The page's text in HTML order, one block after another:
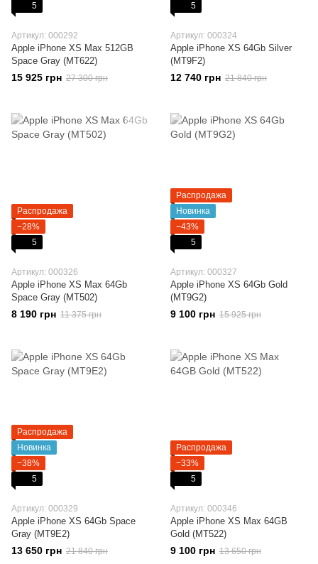
5
Артикул: 000292
Apple iPhone XS Max 512GB
Space Gray (MT622)
15 925 грн 27 300 грн
5
Артикул: 000324
Apple iPhone XS 64Gb Silver
(MT9F2)
12 740 грн 21 840 грн
Распродажа
−28%
5
Артикул: 000326
Apple iPhone XS Max 64Gb
Space Gray (MT502)
8 190 грн 11 375 грн
Распродажа
Новинка
−43%
5
Артикул: 000327
Apple iPhone XS 64Gb Gold
(MT9G2)
9 100 грн 15 925 грн
Распродажа
Новинка
−38%
5
Артикул: 000329
Apple iPhone XS 64Gb Space
Gray (MT9E2)
13 650 грн 21 840 грн
Распродажа
−33%
5
Артикул: 000346
Apple iPhone XS Max 64GB
Gold (MT522)
9 100 грн 13 650 грн